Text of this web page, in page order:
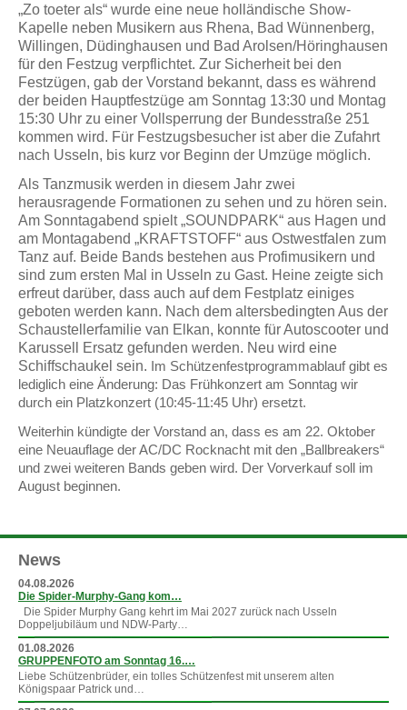
„Zo toeter als“ wurde eine neue holländische Show-
Kapelle neben Musikern aus Rhena, Bad Wünnenberg,
Willingen, Düdinghausen und Bad Arolsen/Höringhausen
für den Festzug verpflichtet. Zur Sicherheit bei den
Festzügen, gab der Vorstand bekannt, dass es während
der beiden Hauptfestzüge am Sonntag 13:30 und Montag
15:30 Uhr zu einer Vollsperrung der Bundesstraße 251
kommen wird. Für Festzugsbesucher ist aber die Zufahrt
nach Usseln, bis kurz vor Beginn der Umzüge möglich.
Als Tanzmusik werden in diesem Jahr zwei
herausragende Formationen zu sehen und zu hören sein.
Am Sonntagabend spielt „SOUNDPARK“ aus Hagen und
am Montagabend „KRAFTSTOFF“ aus Ostwestfalen zum
Tanz auf. Beide Bands bestehen aus Profimusikern und
sind zum ersten Mal in Usseln zu Gast. Heine zeigte sich
erfreut darüber, dass auch auf dem Festplatz einiges
geboten werden kann. Nach dem altersbedingten Aus der
Schaustellerfamilie van Elkan, konnte für Autoscooter und
Karussell Ersatz gefunden werden. Neu wird eine
Schiffschaukel sein. Im Schützenfestprogrammablauf gibt es
lediglich eine Änderung: Das Frühkonzert am Sonntag wir
durch ein Platzkonzert (10:45-11:45 Uhr) ersetzt.
Weiterhin kündigte der Vorstand an, dass es am 22. Oktober
eine Neuauflage der AC/DC Rocknacht mit den „Ballbreakers“
und zwei weiteren Bands geben wird. Der Vorverkauf soll im
August beginnen.
News
04.08.2026
Die Spider-Murphy-Gang kom…
Die Spider Murphy Gang kehrt im Mai 2027 zurück nach Usseln
Doppeljubiläum und NDW-Party…
01.08.2026
GRUPPENFOTO am Sonntag 16.…
Liebe Schützenbrüder, ein tolles Schützenfest mit unserem alten
Königspaar Patrick und…